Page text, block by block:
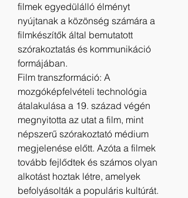
filmek egyedülálló élményt
nyújtanak a közönség számára a
filmkészítők által bemutatott
szórakoztatás és kommunikáció
formájában.
Film transzformáció: A
mozgóképfelvételi technológia
átalakulása a 19. század végén
megnyitotta az utat a film, mint
népszerű szórakoztató médium
megjelenése előtt. Azóta a filmek
tovább fejlődtek és számos olyan
alkotást hoztak létre, amelyek
befolyásolták a populáris kultúrát.